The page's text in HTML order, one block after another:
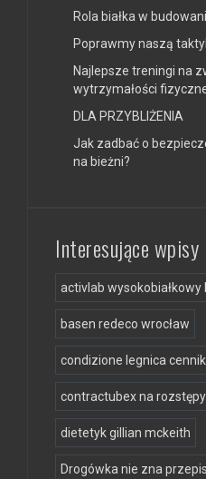
Rola białka w
Poprawmy naszą
Najlepsze treningi na
wytrzymałości
DLA PRZYBLIŻENIA
Jak zadbać o
na bieżni?
Interesujące wpisy
activlab
basen redeco wrocław
condizione legnica cennik
contractubex na rozstępy
dietetyk gillian mckeith
Drogówka nie zna